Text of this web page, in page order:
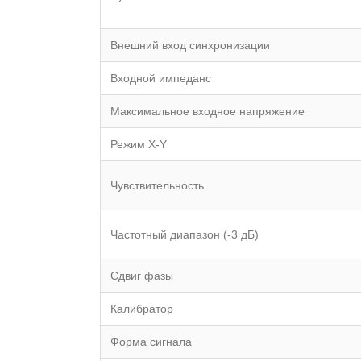
Внешний вход синхронизации
Входной импеданс
Максимальное входное напряжение
Режим X-Y
Чувствительность
Частотный диапазон (-3 дБ)
Сдвиг фазы
Калибратор
Форма сигнала